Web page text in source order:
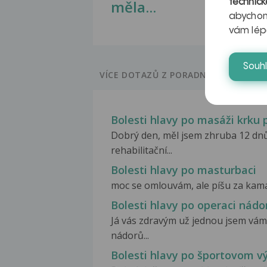
měla...
VÍCE DOTAZŮ Z PORADNY
Bolesti hlavy po masáži krku
Dobrý den, měl jsem zhruba 12
rehabilitační...
Bolesti hlavy po masturbaci
moc se omlouvám, ale píšu za
Bolesti hlavy po operaci
Já vás zdravým už jednou jsem
nádorů...
Bolesti hlavy po športovom
vám